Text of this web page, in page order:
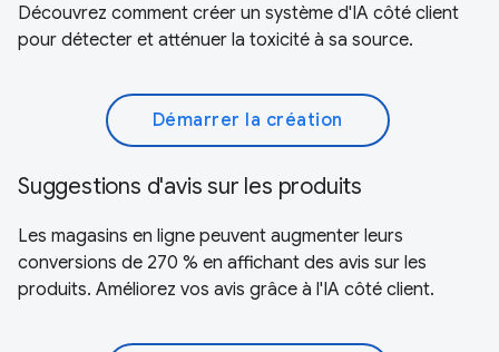
Découvrez comment créer un système d'IA côté client
pour détecter et atténuer la toxicité à sa source.
Démarrer la création
Suggestions d'avis sur les produits
Les magasins en ligne peuvent augmenter leurs
conversions de 270 % en affichant des avis sur les
produits. Améliorez vos avis grâce à l'IA côté client.